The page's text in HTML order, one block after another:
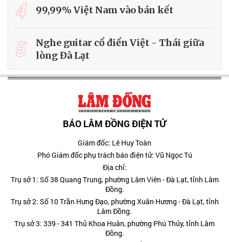
4 99,99% Việt Nam vào bán kết
5
Nghe guitar cổ điển Việt - Thái giữa
lòng Đà Lạt
BÁO LÂM ĐỒNG ĐIỆN TỬ
Giám đốc: Lê Huy Toàn
Phó Giám đốc phụ trách báo điện tử: Vũ Ngọc Tú
Địa chỉ:
Trụ sở 1: Số 38 Quang Trung, phường Lâm Viên - Đà Lạt, tỉnh Lâm
Đồng.
Trụ sở 2: Số 10 Trần Hưng Đạo, phường Xuân Hương - Đà Lạt, tỉnh
Lâm Đồng.
Trụ sở 3: 339 - 341 Thủ Khoa Huân, phường Phú Thủy, tỉnh Lâm
Đồng.